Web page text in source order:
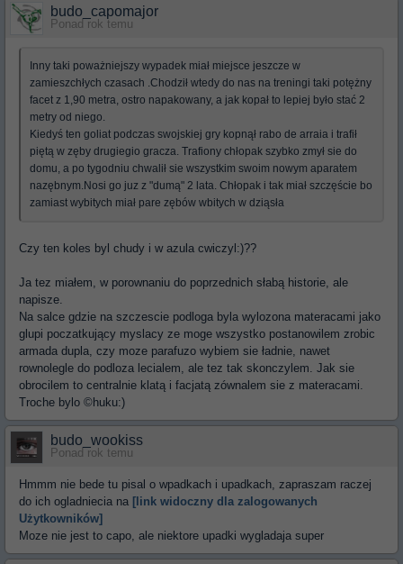
budo_capomajor
Ponad rok temu
Inny taki poważniejszy wypadek miał miejsce jeszcze w
zamieszchłych czasach .Chodził wtedy do nas na treningi taki potężny
facet z 1,90 metra, ostro napakowany, a jak kopał to lepiej było stać 2
metry od niego.
Kiedyś ten goliat podczas swojskiej gry kopnął rabo de arraia i trafił
piętą w zęby drugiegio gracza. Trafiony chłopak szybko zmył sie do
domu, a po tygodniu chwalił sie wszystkim swoim nowym aparatem
nazębnym.Nosi go juz z "dumą" 2 lata. Chłopak i tak miał szczęście bo
zamiast wybitych miał pare zębów wbitych w dziąsła
Czy ten koles byl chudy i w azula cwiczyl:)??
Ja tez miałem, w porownaniu do poprzednich słabą historie, ale
napisze.
Na salce gdzie na szczescie podloga byla wylozona materacami jako
glupi poczatkujący myslacy ze moge wszystko postanowilem zrobic
armada dupla, czy moze parafuzo wybiem sie ładnie, nawet
rownolegle do podloza lecialem, ale tez tak skonczylem. Jak sie
obrocilem to centralnie klatą i facjatą zównalem sie z materacami.
Troche bylo ©huku:)
budo_wookiss
Ponad rok temu
Hmmm nie bede tu pisal o wpadkach i upadkach, zapraszam raczej
do ich ogladniecia na [link widoczny dla zalogowanych
Użytkowników]
Moze nie jest to capo, ale niektore upadki wygladaja super